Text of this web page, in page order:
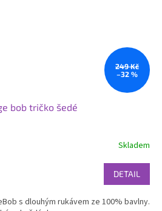
249 Kč
–32 %
bob tričko šedé
Skladem
DETAIL
s dlouhým rukávem ze 100% bavlny.